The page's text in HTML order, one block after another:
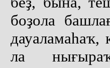
боҙола
дауаламаһаҡ,
ла